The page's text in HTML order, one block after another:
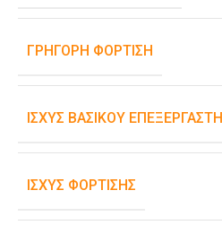
ΓΡΉΓΟΡΗ ΦΌΡΤΙΣΗ
ΙΣΧΎΣ ΒΑΣΙΚΟΎ ΕΠΕΞΕΡΓΑΣΤΉ
ΙΣΧΎΣ ΦΌΡΤΙΣΗΣ